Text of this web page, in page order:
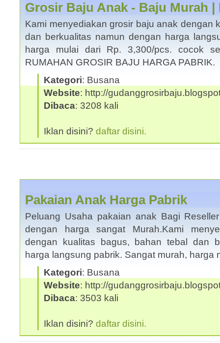
Grosir Baju Anak - Baju Murah |
Kami menyediakan grosir baju anak dengan
dan berkualitas namun dengan harga
harga mulai dari Rp. 3,300/pcs. cocok
RUMAHAN GROSIR BAJU HARGA PABRIK.
Kategori: Busana
Website: http://
Dibaca: 3208 kali
Iklan disini? daftar disini.
Pakaian Anak Harga Pabrik
Peluang Usaha pakaian anak Bagi
dengan harga sangat Murah.Kami
dengan kualitas bagus, bahan tebal dan
harga langsung pabrik. Sangat murah,
Kategori: Busana
Website: http://
Dibaca: 3503 kali
Iklan disini? daftar disini.